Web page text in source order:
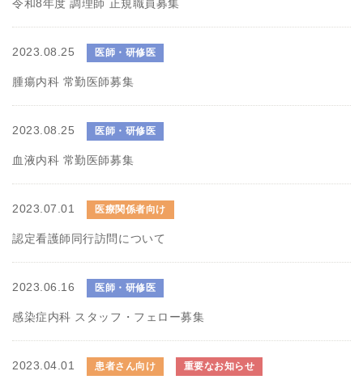
令和8年度 調理師 正規職員募集
2023.08.25 医師・研修医
腫瘍内科 常勤医師募集
2023.08.25 医師・研修医
血液内科 常勤医師募集
2023.07.01 医療関係者向け
認定看護師同行訪問について
2023.06.16 医師・研修医
感染症内科 スタッフ・フェロー募集
2023.04.01 患者さん向け 重要なお知らせ